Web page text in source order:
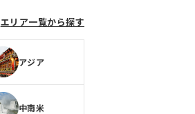
エリア一覧から探す
アジア
中南米